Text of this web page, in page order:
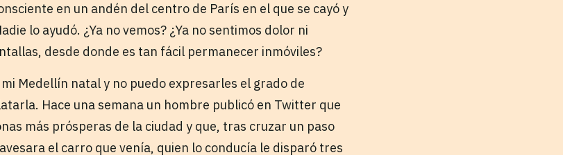
en un andén del centro de París en el que se cayó y
lo ayudó. ¿Ya no vemos? ¿Ya no sentimos dolor ni
desde donde es tan fácil permanecer inmóviles?
Medellín natal y no puedo expresarles el grado de
Hace una semana un hombre publicó en Twitter que
más prósperas de la ciudad y que, tras cruzar un paso
el carro que venía, quien lo conducía le disparó tres